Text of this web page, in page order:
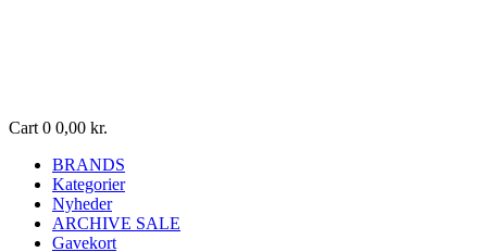
Cart 0 0,00 kr.
BRANDS
Kategorier
Nyheder
ARCHIVE SALE
Gavekort